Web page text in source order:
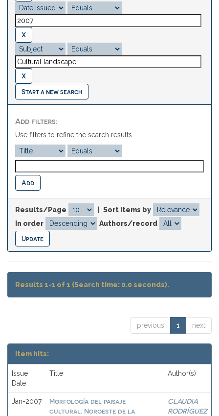
Start a new search
Add filters:
Use filters to refine the search results.
Results/Page
Sort items by
In order
Authors/record
Results 1-1 of 1 (Search time: 0.0 seconds).
previous 1 next
Item hits:
Issue
Date
Title Author(s)
Jan-2007
Morfología del paisaje
cultural. Noroeste de la
CLAUDIA
RODRÍGUEZ